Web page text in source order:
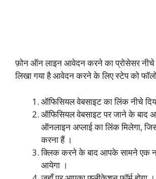
फ़ोन ऑन लाइन आवेदन करने का प्रोसेसर नीचे
लिखा गया है आवेदन करने के लिए स्टेप को
ऑफिसियल वेबसाइट का लिंक नीचे
ऑफिसियल वेबसाइट पर जाने के बाद
ऑनलाइन अप्लाई का लिंक मिलेगा,
करना हैं ।
क्लिक करने के बाद आपके सामने एक
आयेगा ।